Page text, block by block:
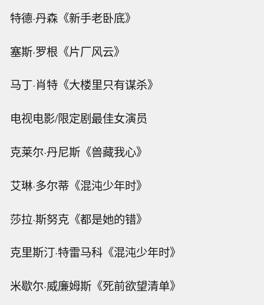
特德·丹森《新手老卧底》
塞斯·罗根《片厂风云》
马丁·肖特《大楼里只有谋杀》
电视电影/限定剧最佳女演员
克莱尔·丹尼斯《兽藏我心》
艾琳·多尔蒂《混沌少年时》
莎拉·斯努克《都是她的错》
克里斯汀·特雷马科《混沌少年时》
米歇尔·威廉姆斯《死前欲望清单》